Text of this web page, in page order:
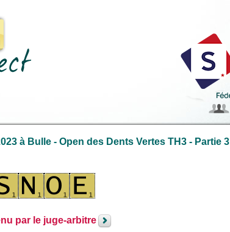
à Bulle - Open des Dents Vertes TH3 - Partie 3
par le juge-arbitre